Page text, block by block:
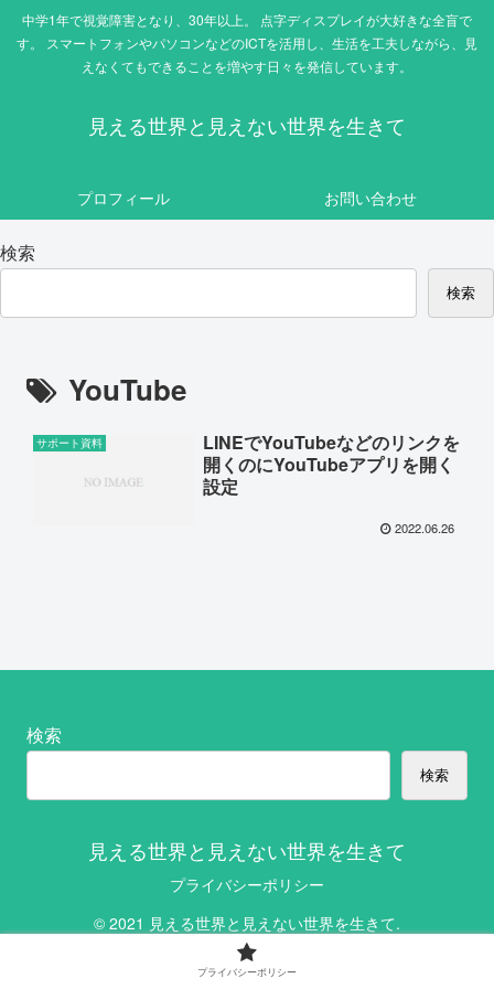
中学1年で視覚障害となり、30年以上。 点字ディスプレイが大好きな全盲で
す。 スマートフォンやパソコンなどのICTを活用し、生活を工夫しながら、見
えなくてもできることを増やす日々を発信しています。
見える世界と見えない世界を生きて
プロフィール お問い合わせ
検索
検索
YouTube
サポート資料
LINEでYouTubeなどのリンクを
開くのにYouTubeアプリを開く
設定
2022.06.26
検索
検索
見える世界と見えない世界を生きて
プライバシーポリシー
© 2021 見える世界と見えない世界を生きて.
プライバシーポリシー